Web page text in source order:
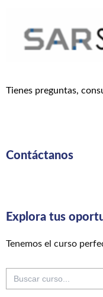
Tienes preguntas,
Contáctanos
Explora tus
Tenemos el curso
Buscar: